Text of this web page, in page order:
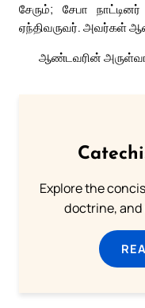
சேரும்; சேபா
ஏந்திவருவர். அவர்கள்
ஆண்டவரின்
Explore the
doctrine, and